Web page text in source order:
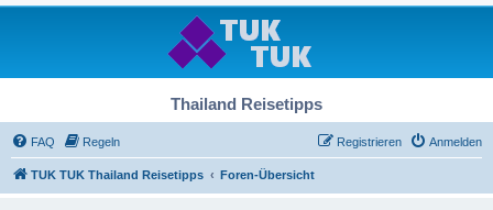
Thailand Reisetipps
FAQ Regeln Anmelden
Registrieren
TUK TUK Thailand Reisetipps Foren-Übersicht